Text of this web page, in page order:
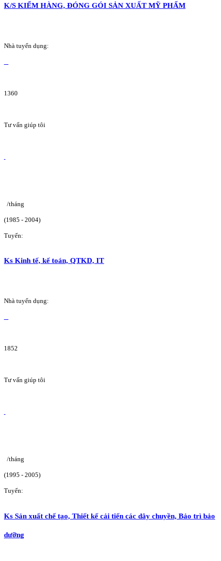
K/S KIỂM HÀNG, ĐÓNG GÓI SẢN XUẤT MỸ PHẨM
Nhà tuyển dụng:
1360
Tư vấn giúp tôi
/tháng
(1985 - 2004)
Tuyển:
Ks Kinh tế, kế toán, QTKD, IT
Nhà tuyển dụng:
1852
Tư vấn giúp tôi
/tháng
(1995 - 2005)
Tuyển:
Ks Sản xuất chế tạo, Thiết kế cải tiến các dây chuyền, Bảo trì bảo
dưỡng